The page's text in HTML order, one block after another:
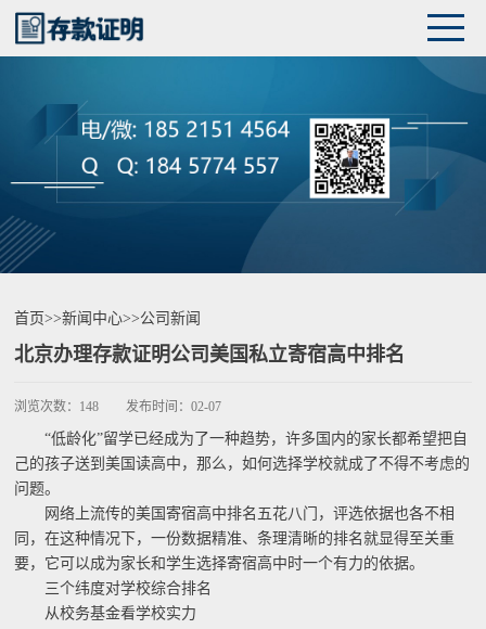
首页>>新闻中心>>公司新闻
北京办理存款证明公司美国私立寄宿高中排名
浏览次数： 148 发布时间：02-07
“低龄化”留学已经成为了一种趋势，许多国内的家长都希望把自
己的孩子送到美国读高中，那么，如何选择学校就成了不得不考虑的
问题。
网络上流传的美国寄宿高中排名五花八门，评选依据也各不相
同，在这种情况下，一份数据精准、条理清晰的排名就显得至关重
要，它可以成为家长和学生选择寄宿高中时一个有力的依据。
三个纬度对学校综合排名
从校务基金看学校实力